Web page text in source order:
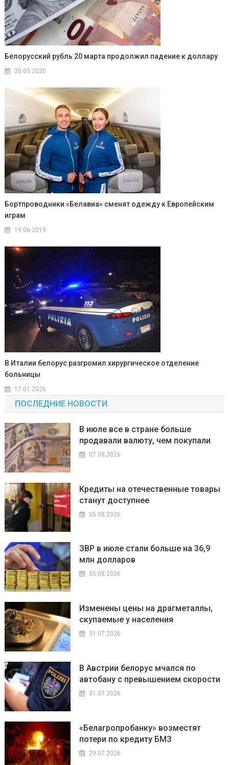
Белорусский рубль 20 марта продолжил падение к доллару
20.03.2020
Бортпроводники «Белавиа» сменят одежду к Европейским
играм
19.06.2019
В Италии белорус разгромил хирургическое отделение
больницы
17.01.2026
ПОСЛЕДНИЕ НОВОСТИ
В июле все в стране больше
продавали валюту, чем покупали
07.08.2026
Кредиты на отечественные товары
станут доступнее
05.08.2026
ЗВР в июле стали больше на 36,9
млн долларов
05.08.2026
Изменены цены на драгметаллы,
скупаемые у населения
31.07.2026
В Австрии белорус мчался по
автобану с превышением скорости
31.07.2026
«Белагропробанку» возместят
потери по кредиту БМЗ
29.07.2026